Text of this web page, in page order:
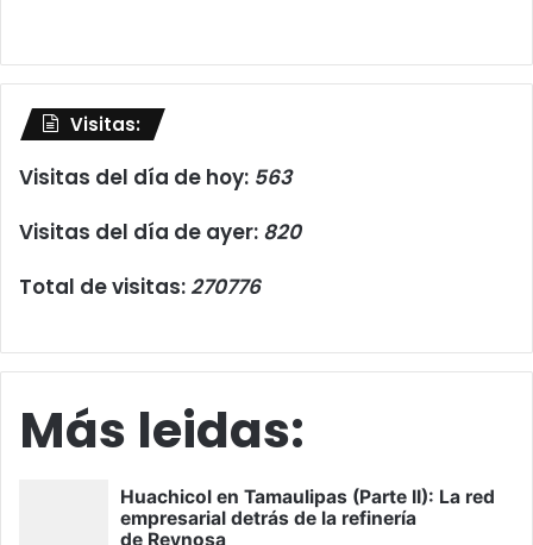
Visitas:
Visitas del día de hoy: 563
Visitas del día de ayer: 820
Total de visitas: 270776
Más leidas: